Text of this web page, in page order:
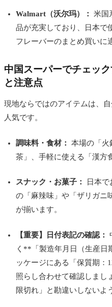
Walmart（沃尔玛）：
米国
品が充実しており、日本で
フレーバーのまとめ買いに
中国スーパーでチェッ
と注意点
現地ならではのアイテムは、
人気です。
調味料・食材：
本場の「火
茶」、手軽に使える「漢方
スナック・お菓子：
日本
の「麻辣味」や「ザリガニ
が揃います。
【重要】日付表記の確認：
く**「製造年月日（生産
ッケージにある「保質期：
照らし合わせて確認しまし
限切れ」と勘違いしないよ